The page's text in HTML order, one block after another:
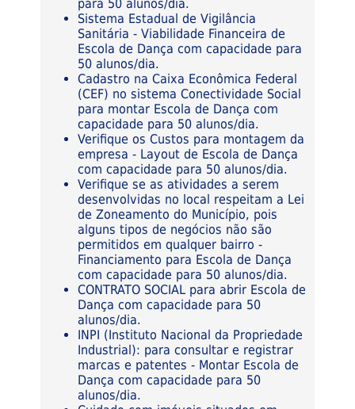
para 50 alunos/dia.
Sistema Estadual de Vigilância
Sanitária - Viabilidade Financeira de
Escola de Dança com capacidade para
50 alunos/dia.
Cadastro na Caixa Econômica Federal
(CEF) no sistema Conectividade Social
para montar Escola de Dança com
capacidade para 50 alunos/dia.
Verifique os Custos para montagem da
empresa - Layout de Escola de Dança
com capacidade para 50 alunos/dia.
Verifique se as atividades a serem
desenvolvidas no local respeitam a Lei
de Zoneamento do Município, pois
alguns tipos de negócios não são
permitidos em qualquer bairro -
Financiamento para Escola de Dança
com capacidade para 50 alunos/dia.
CONTRATO SOCIAL para abrir Escola de
Dança com capacidade para 50
alunos/dia.
INPI (Instituto Nacional da Propriedade
Industrial): para consultar e registrar
marcas e patentes - Montar Escola de
Dança com capacidade para 50
alunos/dia.